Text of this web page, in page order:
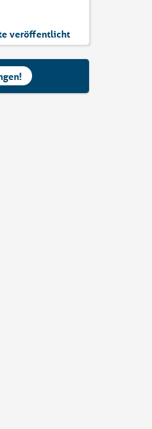
veröffentlicht